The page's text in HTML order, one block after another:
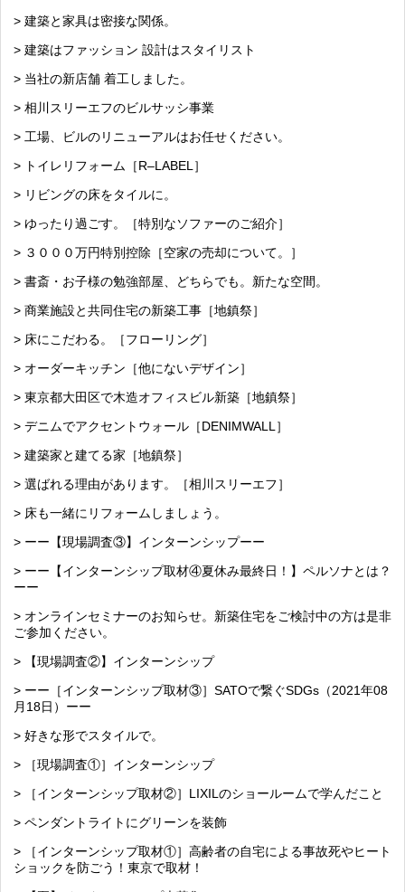
> 建築と家具は密接な関係。
> 建築はファッション 設計はスタイリスト
> 当社の新店舗 着工しました。
> 相川スリーエフのビルサッシ事業
> 工場、ビルのリニューアルはお任せください。
> トイレリフォーム［R–LABEL］
> リビングの床をタイルに。
> ゆったり過ごす。［特別なソファーのご紹介］
> ３０００万円特別控除［空家の売却について。］
> 書斎・お子様の勉強部屋、どちらでも。新たな空間。
> 商業施設と共同住宅の新築工事［地鎮祭］
> 床にこだわる。［フローリング］
> オーダーキッチン［他にないデザイン］
> 東京都大田区で木造オフィスビル新築［地鎮祭］
> デニムでアクセントウォール［DENIMWALL］
> 建築家と建てる家［地鎮祭］
> 選ばれる理由があります。［相川スリーエフ］
> 床も一緒にリフォームしましょう。
> ーー【現場調査③】インターンシップーー
> ーー【インターンシップ取材④夏休み最終日！】ペルソナとは？
ーー
> オンラインセミナーのお知らせ。新築住宅をご検討中の方は是非
ご参加ください。
> 【現場調査②】インターンシップ
> ーー［インターンシップ取材③］SATOで繋ぐSDGs（2021年08
月18日）ーー
> 好きな形でスタイルで。
> ［現場調査①］インターンシップ
> ［インターンシップ取材②］LIXILのショールームで学んだこと
> ペンダントライトにグリーンを装飾
> ［インターンシップ取材①］高齢者の自宅による事故死やヒート
ショックを防ごう！東京で取材！